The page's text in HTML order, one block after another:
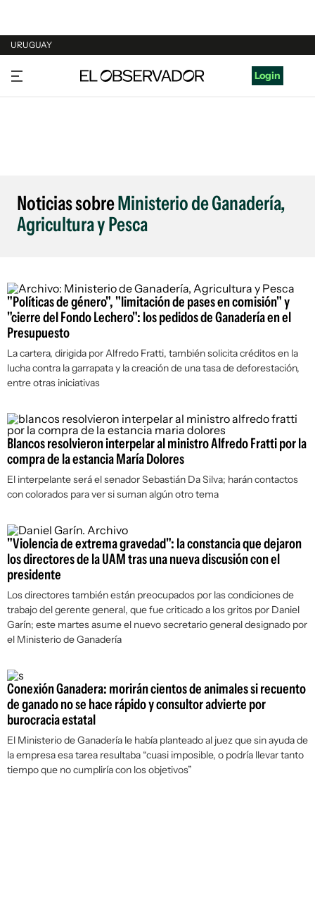
URUGUAY
URUGUAY
ARGENTINA
Login
Noticias sobreMinisterio de Ganadería,
Agricultura y Pesca
"Políticas de género", "limitación de pases en comisión" y
"cierre del Fondo Lechero": los pedidos de Ganadería en el
Presupuesto
La cartera, dirigida por Alfredo Fratti, también solicita créditos en la
lucha contra la garrapata y la creación de una tasa de deforestación,
entre otras iniciativas
Blancos resolvieron interpelar al ministro Alfredo Fratti por la
compra de la estancia María Dolores
El interpelante será el senador Sebastián Da Silva; harán contactos
con colorados para ver si suman algún otro tema
"Violencia de extrema gravedad": la constancia que dejaron
los directores de la UAM tras una nueva discusión con el
presidente
Los directores también están preocupados por las condiciones de
trabajo del gerente general, que fue criticado a los gritos por Daniel
Garín; este martes asume el nuevo secretario general designado por
el Ministerio de Ganadería
Conexión Ganadera: morirán cientos de animales si recuento
de ganado no se hace rápido y consultor advierte por
burocracia estatal
El Ministerio de Ganadería le había planteado al juez que sin ayuda de
la empresa esa tarea resultaba “cuasi imposible, o podría llevar tanto
tiempo que no cumpliría con los objetivos”